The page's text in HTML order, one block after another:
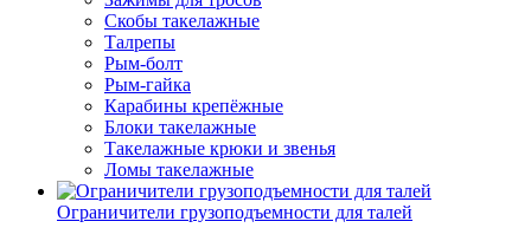
Скобы такелажные
Талрепы
Рым-болт
Рым-гайка
Карабины крепёжные
Блоки такелажные
Такелажные крюки и звенья
Ломы такелажные
Ограничители грузоподъемности для талей